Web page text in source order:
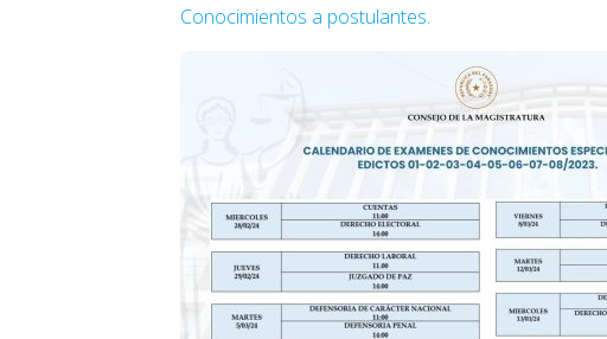
Conocimientos a postulantes.